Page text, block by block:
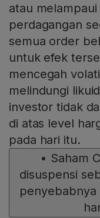
atau melampaui
perdagangan
semua order
untuk efek
mencegah
melindungi
investor tidak
di atas level
pada hari itu.
• Saham
disuspensi
penyebabnya